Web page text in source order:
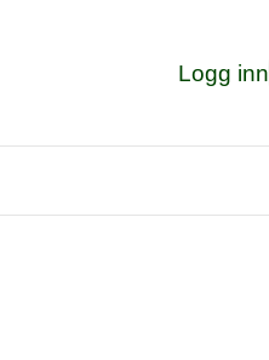
Logg inn